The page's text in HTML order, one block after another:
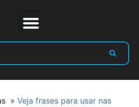
» Veja frases para usar nas